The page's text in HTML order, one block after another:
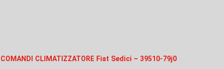
COMANDI CLIMATIZZATORE Fiat Sedici – 39510-79j0